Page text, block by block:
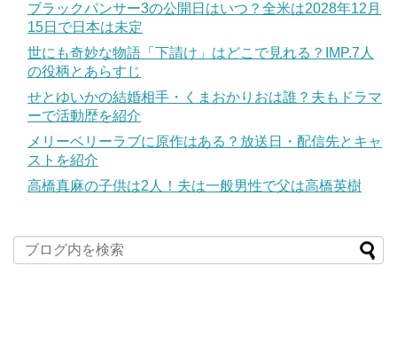
ブラックパンサー3の公開日はいつ？全米は2028年12月
15日で日本は未定
世にも奇妙な物語「下請け」はどこで見れる？IMP.7人
の役柄とあらすじ
せとゆいかの結婚相手・くまおかりおは誰？夫もドラマ
ーで活動歴を紹介
メリーベリーラブに原作はある？放送日・配信先とキャ
ストを紹介
高橋真麻の子供は2人！夫は一般男性で父は高橋英樹